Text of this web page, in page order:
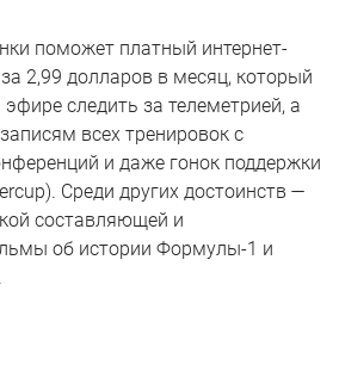
поможет платный интернет-
за 2,99 долларов в месяц, который
следить за телеметрией, а
всех тренировок с
и даже гонок поддержки
Среди других достоинств —
составляющей и
об истории Формулы-1 и